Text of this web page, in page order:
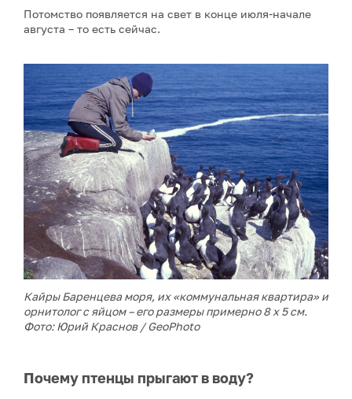
Потомство появляется на свет в конце июля-начале
августа – то есть сейчас.
Кайры Баренцева моря, их «коммунальная квартира» и
орнитолог с яйцом – его размеры примерно 8 х 5 см.
Фото: Юрий Краснов / GeoPhoto
Почему птенцы прыгают в воду?